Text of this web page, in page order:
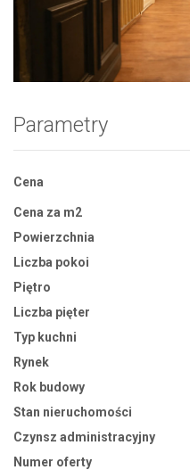
Zdjęcie 1
Parametry
Cena
Cena za m2
Powierzchnia
Liczba pokoi
Piętro
Liczba pięter
Typ kuchni
Rynek
Rok budowy
Stan nieruchomości
Czynsz administracyjny
Numer oferty